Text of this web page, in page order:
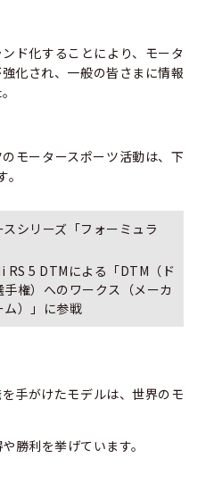
ド化することにより、モータ
化され、一般の皆さまに情報
モータースポーツ活動は、下
シリーズ「フォーミュラ
RS 5 DTMによる「DTM（ド
権）へのワークス（メーカ
ム）」に参戦
手がけたモデルは、世界のモ
勝利を挙げています。